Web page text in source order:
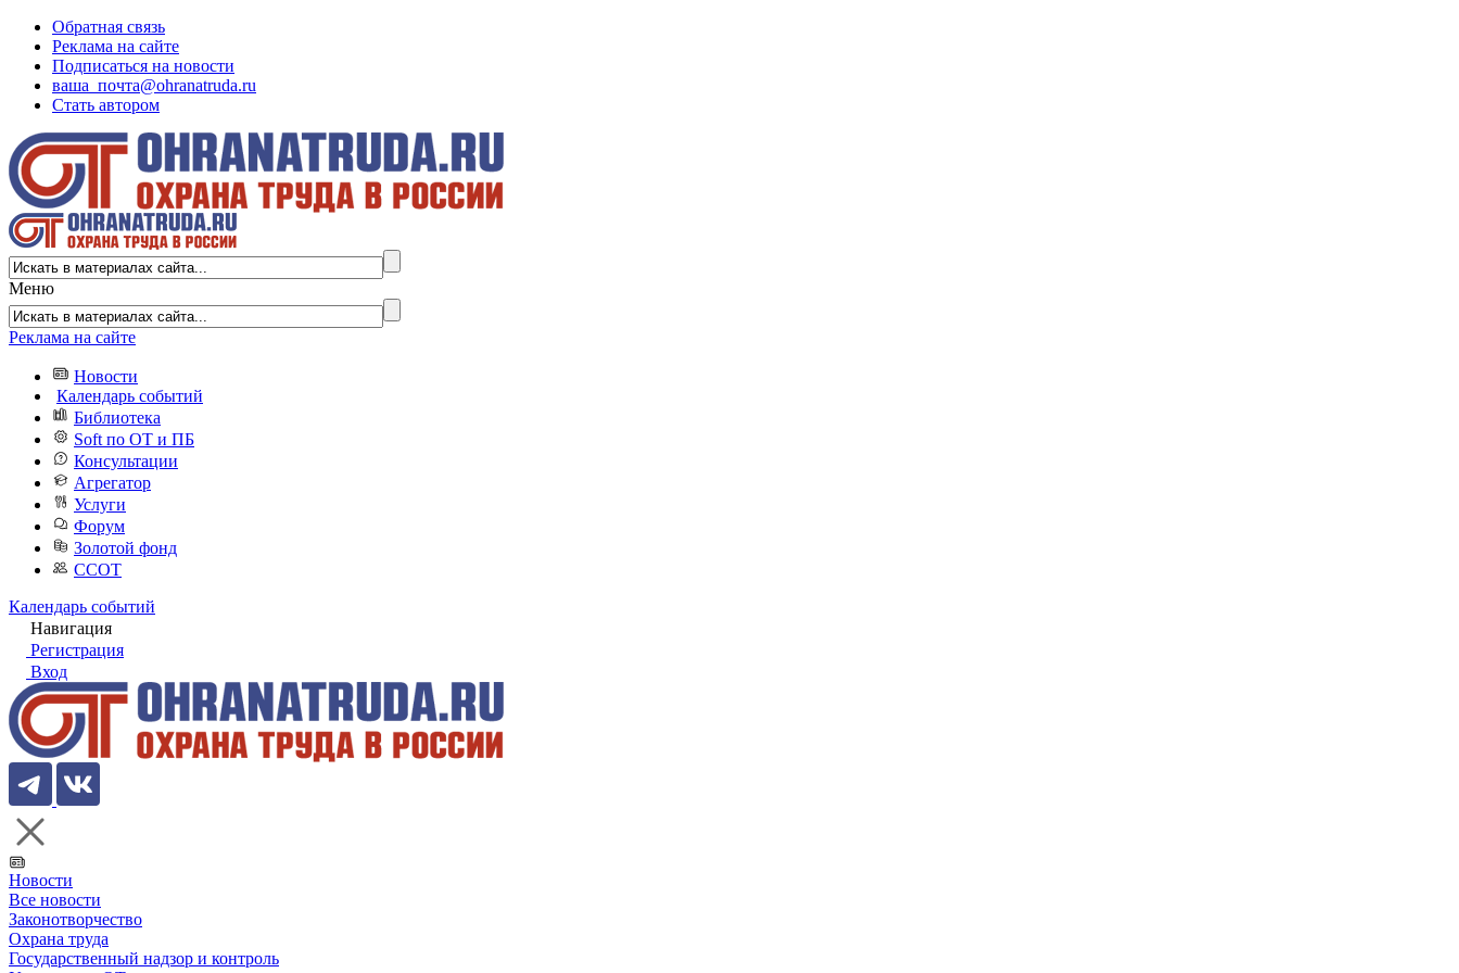
Обратная связь
Реклама на сайте
Подписаться на новости
ваша_почта@ohranatruda.ru
Стать автором
Меню
Реклама на сайте
Новости
Календарь событий
Библиотека
Soft по ОТ и ПБ
Консультации
Агрегатор
Услуги
Форум
Золотой фонд
ССОТ
Календарь событий
Навигация
Регистрация
Вход
Новости
Все новости
Законотворчество
Охрана труда
Государственный надзор и контроль